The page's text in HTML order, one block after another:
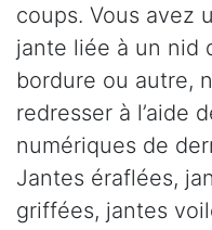
coups. Vous avez
jante liée à un nid
bordure ou autre,
redresser à l’aide
numériques de
Jantes éraflées,
griffées, jantes